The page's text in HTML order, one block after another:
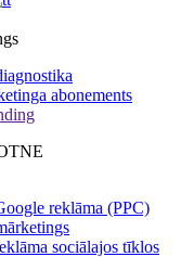
abonements
reklāma (PPC)
sociālajos tīklos